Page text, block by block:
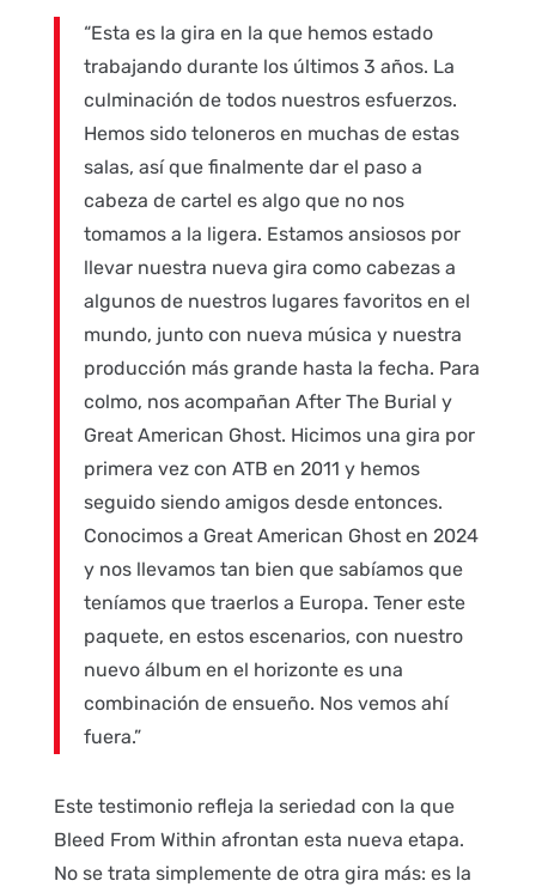
“Esta es la gira en la que hemos estado
trabajando durante los últimos 3 años. La
culminación de todos nuestros esfuerzos.
Hemos sido teloneros en muchas de estas
salas, así que finalmente dar el paso a
cabeza de cartel es algo que no nos
tomamos a la ligera. Estamos ansiosos por
llevar nuestra nueva gira como cabezas a
algunos de nuestros lugares favoritos en el
mundo, junto con nueva música y nuestra
producción más grande hasta la fecha. Para
colmo, nos acompañan After The Burial y
Great American Ghost. Hicimos una gira por
primera vez con ATB en 2011 y hemos
seguido siendo amigos desde entonces.
Conocimos a Great American Ghost en 2024
y nos llevamos tan bien que sabíamos que
teníamos que traerlos a Europa. Tener este
paquete, en estos escenarios, con nuestro
nuevo álbum en el horizonte es una
combinación de ensueño. Nos vemos ahí
fuera.”
Este testimonio refleja la seriedad con la que
Bleed From Within afrontan esta nueva etapa.
No se trata simplemente de otra gira más: es la